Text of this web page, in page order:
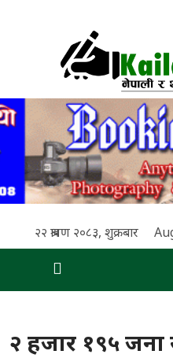
२२ श्रावण २०८३, शुक्रबार
२ हजार १९५ जना